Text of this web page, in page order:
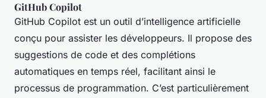
GitHub Copilot
GitHub Copilot est un outil d’intelligence artificielle
conçu pour assister les développeurs. Il propose des
suggestions de code et des complétions
automatiques en temps réel, facilitant ainsi le
processus de programmation. C’est particulièrement